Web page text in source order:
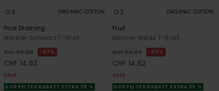
2 ORGANIC COTTON
Pool Draining
Männer Schwarz T-Shirt
CHF 39,00 63%
CHF 14,62
SALE
DOPPELTER RABATT EXTRA 25 %
2 ORGANIC COTTON
Fruit
Männer Weiss T-Shirt
CHF 39,00 63%
CHF 14,62
SALE
DOPPELTER RABATT EXTRA 25 %